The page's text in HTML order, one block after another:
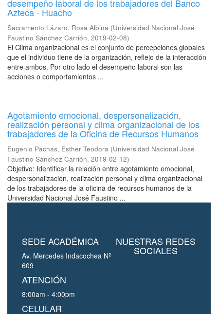
desempeño laboral de los trabajadores del Banco
Azteca - Huacho
Sacramento Lázaro, Rosa Albina (Universidad Nacional José
Faustino Sánchez Carrión, 2019-02-08)
El Clima organizacional es el conjunto de percepciones globales
que el individuo tiene de la organización, reflejo de la interacción
entre ambos. Por otro lado el desempeño laboral son las
acciones o comportamientos ...
Agotamiento emocional, despersonalización,
realización personal y clima organizacional de los
trabajadores de la Oficina de Recursos Humanos
Eugenio Pachas, Esther Teodora (Universidad Nacional José
Faustino Sánchez Carrión, 2019-02-12)
Objetivo: Identificar la relación entre agotamiento emocional,
despersonalización, realización personal y clima organizacional
de los trabajadores de la oficina de recursos humanos de la
Universidad Nacional José Faustino ...
SEDE ACADÉMICA
Av. Mercedes Indacochea Nº
609
ATENCIÓN
8:00am - 4:00pm
CELULAR
NUESTRAS REDES
SOCIALES